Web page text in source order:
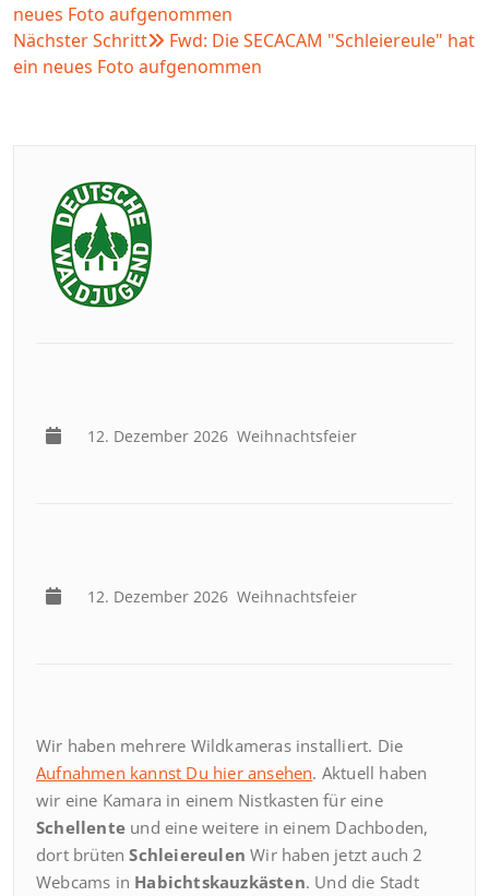
neues Foto aufgenommen
Nächster Schritt
Fwd: Die SECACAM "Schleiereule" hat
ein neues Foto aufgenommen
12. Dezember 2026 Weihnachtsfeier
12. Dezember 2026 Weihnachtsfeier
Wir haben mehrere Wildkameras installiert. Die
Aufnahmen kannst Du hier ansehen. Aktuell haben
wir eine Kamara in einem Nistkasten für eine
Schellente und eine weitere in einem Dachboden,
dort brütenSchleiereulen Wir haben jetzt auch 2
Webcams in Habichtskauzkästen. Und die Stadt